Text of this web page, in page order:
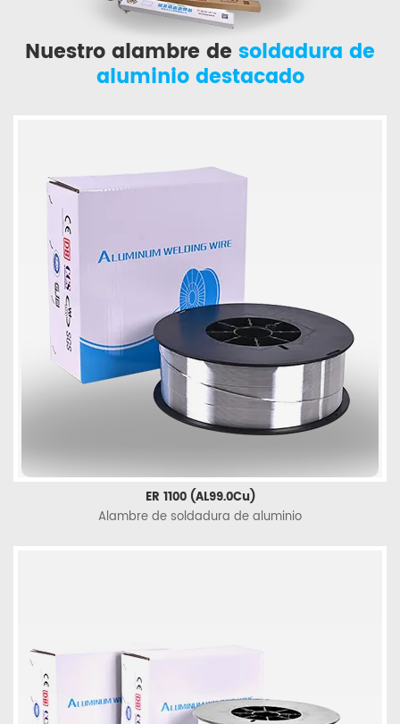
Nuestro alambre de soldadura de
aluminio destacado
ER 1100 (AL99.0Cu)
Alambre de soldadura de aluminio